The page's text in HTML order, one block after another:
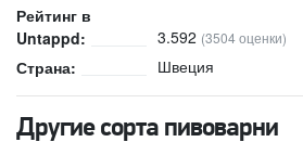
Рейтинг в
Untappd:
3.592 (3504 оценки)
Страна: Швеция
Другие сорта пивоварни